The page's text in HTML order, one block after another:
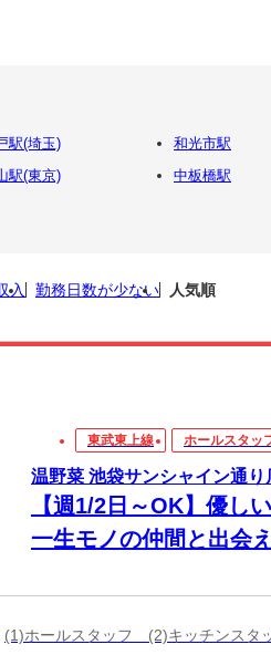
駅(埼玉) 和光市駅
駅(東京) 中板橋駅
入 勤務日数が少ない 人気順
東武東上線 ホールスタッ
温野菜 池袋サンシャイン通り
【週1/2日～OK】優し
一生モノの仲間と出会
(1)ホールスタッフ (2)キッチンス